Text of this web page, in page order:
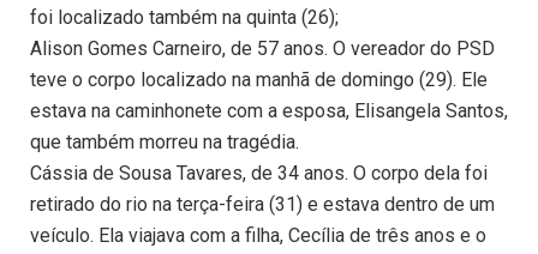
foi localizado também na quinta (26);
Alison Gomes Carneiro, de 57 anos. O vereador do PSD
teve o corpo localizado na manhã de domingo (29). Ele
estava na caminhonete com a esposa, Elisangela Santos,
que também morreu na tragédia.
Cássia de Sousa Tavares, de 34 anos. O corpo dela foi
retirado do rio na terça-feira (31) e estava dentro de um
veículo. Ela viajava com a filha, Cecília de três anos e o